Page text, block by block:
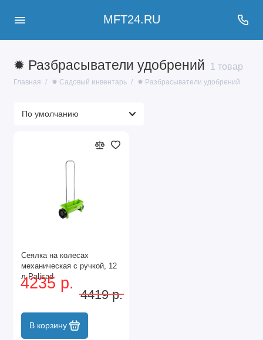
MFT24.RU
✹ Разбрасыватели удобрений 1 товар
Главная ✹ Садовый инвентарь ✹ Разбрасыватели удобрений
Сеялка на колесах
механическая с ручкой, 12
л Palisad
4235 р.
4419 р.
В корзину